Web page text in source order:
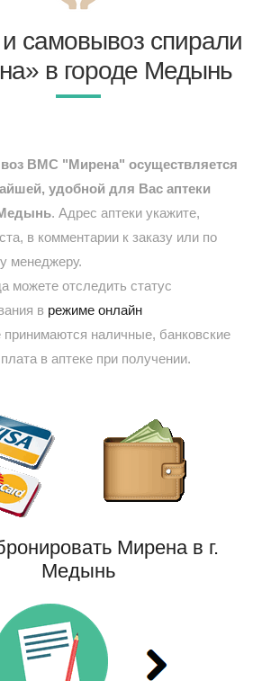
самовывоз спирали
в городе Медынь
ВМС "Мирена" осуществляется
удобной для Вас аптеки
. Адрес аптеки укажите,
в комментарии к заказу или по
менеджеру.
можете отследить статус
в режиме онлайн
принимаются наличные, банковские
в аптеке при получении.
Мирена в г.
Медынь